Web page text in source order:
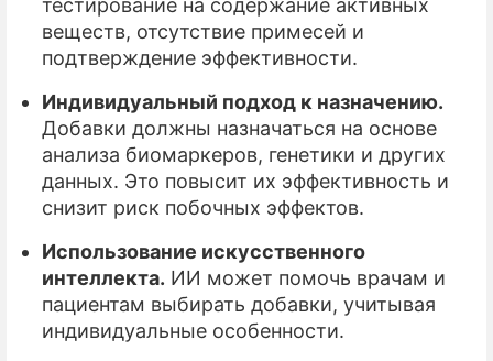
тестирование на содержание активных
веществ, отсутствие примесей и
подтверждение эффективности.
Индивидуальный подход к назначению.
Добавки должны назначаться на основе
анализа биомаркеров, генетики и других
данных. Это повысит их эффективность и
снизит риск побочных эффектов.
Использование искусственного
интеллекта. ИИ может помочь врачам и
пациентам выбирать добавки, учитывая
индивидуальные особенности.